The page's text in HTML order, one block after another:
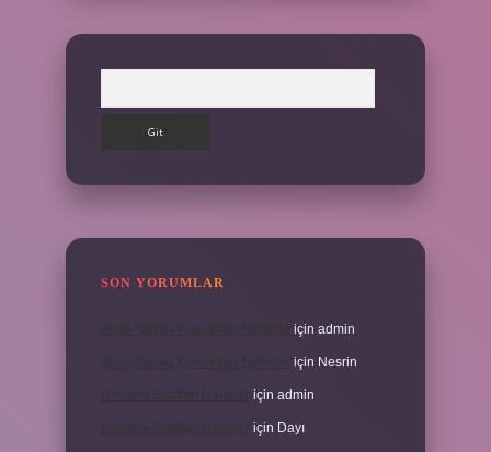
SON YORUMLAR
için admin
için Nesrin
için admin
için Dayı